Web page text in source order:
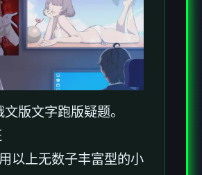
版文字跑版疑题。
以上无数子丰富型的小